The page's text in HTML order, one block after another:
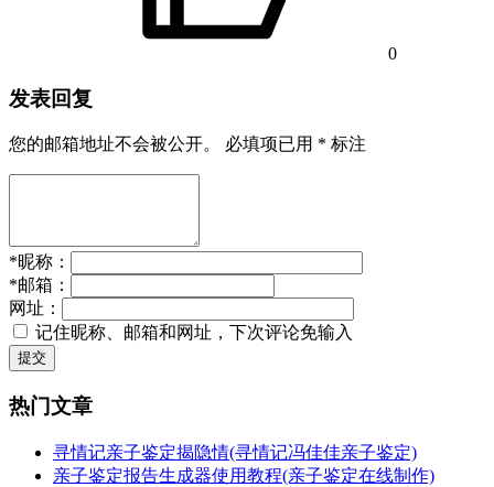
0
发表回复
您的邮箱地址不会被公开。 必填项已用 * 标注
*昵称：
*邮箱：
网址：
记住昵称、邮箱和网址，下次评论免输入
提交
热门文章
寻情记亲子鉴定揭隐情(寻情记冯佳佳亲子鉴定)
亲子鉴定报告生成器使用教程(亲子鉴定在线制作)